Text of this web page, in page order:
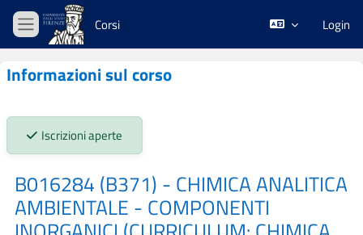
Vai al contenuto principale
Pannello laterale
Corsi Login
Informazioni sul corso
Stato iscrizioni:
Iscrizioni aperte
B016284 (B371) - CHIMICA ANALITICA
AMBIENTALE - COMPONENTI